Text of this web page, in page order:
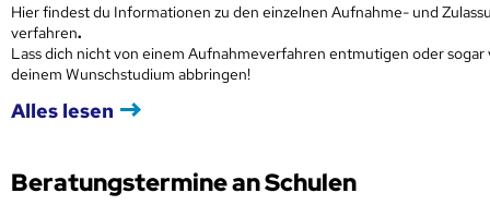
Hier findest du Informationen zu den einzelnen Aufnahme- und
verfahren.
Lass dich nicht von einem Aufnahmeverfahren entmutigen oder sogar
deinem Wunschstudium abbringen!
Alles lesen
Beratungstermine an Schulen